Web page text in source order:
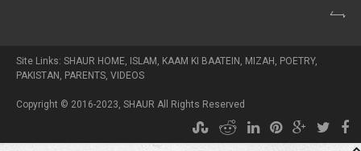
ہے
Site Links: SHAUR HOME, ISLAM , KAAM KI BAATEIN , MIZAH , POETRY,
PAKISTAN , PARENTS, VIDEOS
Copyright © 2016-2023, SHAUR All Rights Reserved